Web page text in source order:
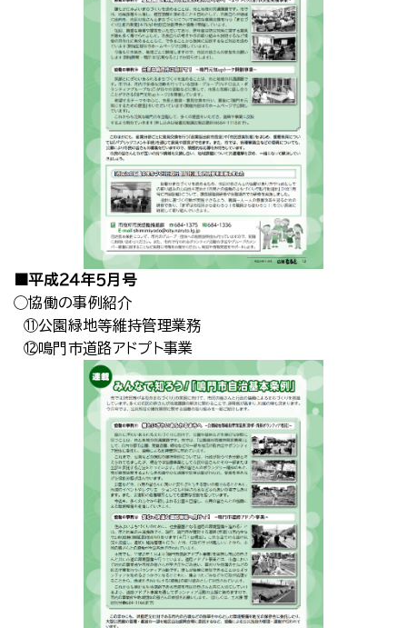
■平成２４年５月号
◯協働の事例紹介
⑪公園緑地等維持管理業務
⑫鳴門市道路アドプト事業